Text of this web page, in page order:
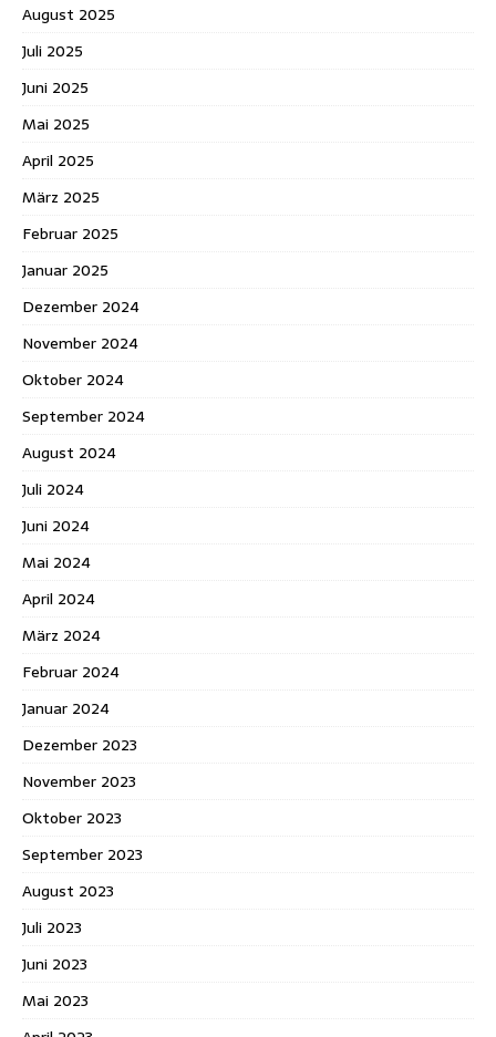
August 2025
Juli 2025
Juni 2025
Mai 2025
April 2025
März 2025
Februar 2025
Januar 2025
Dezember 2024
November 2024
Oktober 2024
September 2024
August 2024
Juli 2024
Juni 2024
Mai 2024
April 2024
März 2024
Februar 2024
Januar 2024
Dezember 2023
November 2023
Oktober 2023
September 2023
August 2023
Juli 2023
Juni 2023
Mai 2023